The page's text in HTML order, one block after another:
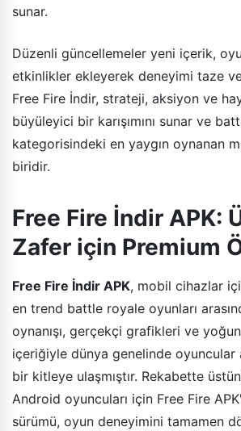
sunar.
Düzenli güncellemeler yeni içerik,
etkinlikler ekleyerek deneyimi taze
Free Fire İndir, strateji, aksiyon ve
büyüleyici bir karışımını sunar ve
kategorisindeki en yaygın oynanan
biridir.
Free Fire İndir APK:
Zafer için Premium
Free Fire İndir APK, mobil cihazlar
en trend battle royale oyunları
oynanışı, gerçekçi grafikleri ve
içeriğiyle dünya genelinde oyuncular
bir kitleye ulaşmıştır. Rekabette
Android oyuncuları için Free Fire
sürümü, oyun deneyimini tamamen